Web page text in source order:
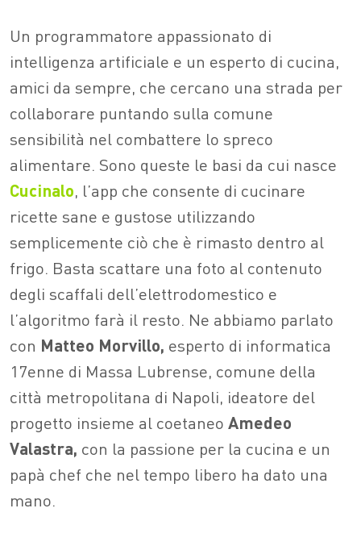
Un programmatore appassionato di
intelligenza artificiale e un esperto di cucina,
amici da sempre, che cercano una strada per
collaborare puntando sulla comune
sensibilità nel combattere lo spreco
alimentare. Sono queste le basi da cui nasce
Cucinalo, l’app che consente di cucinare
ricette sane e gustose utilizzando
semplicemente ciò che è rimasto dentro al
frigo. Basta scattare una foto al contenuto
degli scaffali dell’elettrodomestico e
l’algoritmo farà il resto. Ne abbiamo parlato
con Matteo Morvillo, esperto di informatica
17enne di Massa Lubrense, comune della
città metropolitana di Napoli, ideatore del
progetto insieme al coetaneo Amedeo
Valastra, con la passione per la cucina e un
papà chef che nel tempo libero ha dato una
mano.